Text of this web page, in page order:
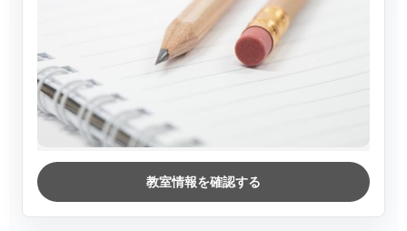
教室情報を確認する